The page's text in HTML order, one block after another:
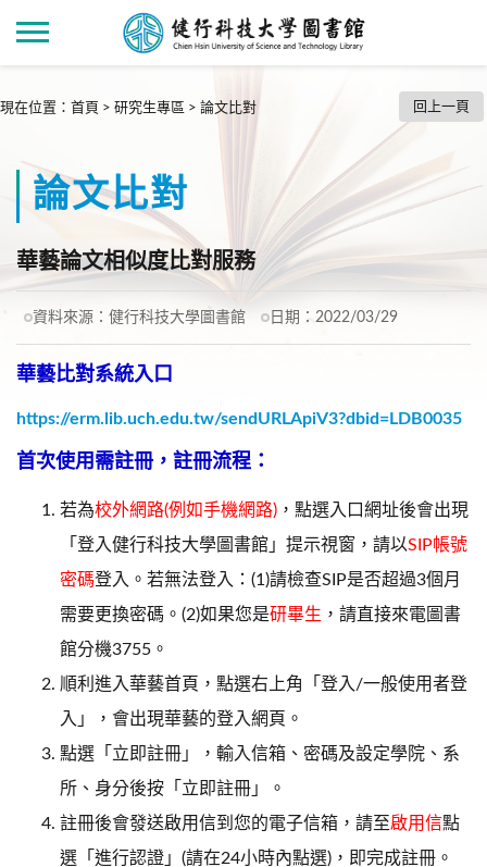
現在位置 ： 首頁 > 研究生專區 > 論文比對 回上一頁
論文比對
華藝論文相似度比對服務
資料來源： 健行科技大學圖書館 日期： 2022/03/29
華藝比對系統入口
https://erm.lib.uch.edu.tw/sendURLApiV3?dbid=LDB0035
首次使用需註冊，註冊流程：
若為校外網路(例如手機網路) ，點選入口網址後會出現
「登入健行科技大學圖書館」提示視窗，請以SIP帳號
密碼登入。若無法登入：(1)請檢查SIP是否超過3個月
需要更換密碼。(2)如果您是研畢生 ，請直接來電圖書
館分機3755。
順利進入華藝首頁，點選右上角「登入/一般使用者登
入」，會出現華藝的登入網頁。
點選「立即註冊」，輸入信箱、密碼及設定學院、系
所、身分後按「立即註冊」。
註冊後會發送啟用信到您的電子信箱，請至啟用信點
選「進行認證」(請在24小時內點選)，即完成註冊。